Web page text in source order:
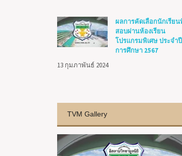
ผลการคัดเลือกนักเรียน
สอบผ่านห้องเรียน
โปรแกรมพิเศษ ประจำปี
การศึกษา 2567
13 กุมภาพันธ์ 2024
TVM Gallery